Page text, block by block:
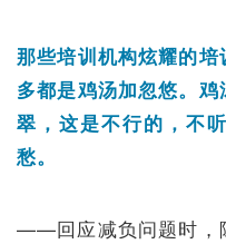
那些培训机构炫耀的
多都是鸡汤加忽悠。
翠，这是不行的，不
愁。
——回应减负问题时，